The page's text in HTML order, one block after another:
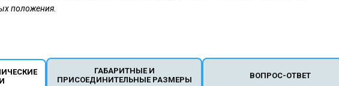
положения.
ГАБАРИТНЫЕ И
ПРИСОЕДИНИТЕЛЬНЫЕ РАЗМЕРЫ
ВОПРОС-ОТВЕТ